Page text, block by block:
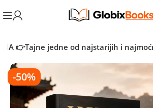
👉Tajne jedne od najstarijih i
-50%